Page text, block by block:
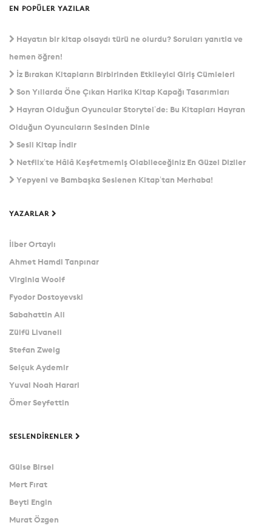
EN POPÜLER YAZILAR
Hayatın bir kitap olsaydı türü ne olurdu? Soruları yanıtla ve
hemen öğren!
İz Bırakan Kitapların Birbirinden Etkileyici Giriş Cümleleri
Son Yıllarda Öne Çıkan Harika Kitap Kapağı Tasarımları
Hayran Olduğun Oyuncular Storytel’de: Bu Kitapları Hayran
Olduğun Oyuncuların Sesinden Dinle
Sesli Kitap İndir
Netflix’te Hâlâ Keşfetmemiş Olabileceğiniz En Güzel Diziler
Yepyeni ve Bambaşka Seslenen Kitap’tan Merhaba!
YAZARLAR
İlber Ortaylı
Ahmet Hamdi Tanpınar
Virginia Woolf
Fyodor Dostoyevski
Sabahattin Ali
Zülfü Livaneli
Stefan Zweig
Selçuk Aydemir
Yuval Noah Harari
Ömer Seyfettin
SESLENDIRENLER
Gülse Birsel
Mert Fırat
Beyti Engin
Murat Özgen